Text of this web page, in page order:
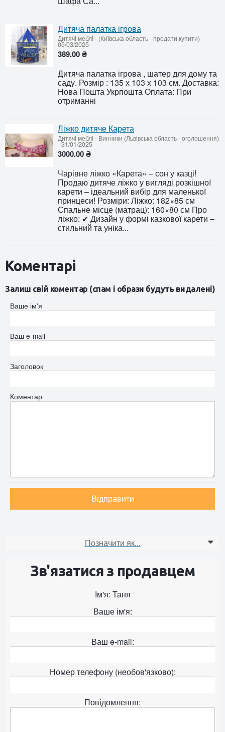
Дитяча палатка ігрова
Дитячi меблi - (Київська область - продати купити) -
05/03/2025
389.00 ₴
Дитяча палатка ігрова , шатер для дому та
саду. Розмір : 135 х 103 х 103 см. Доставка:
Нова Пошта Укрпошта Оплата: При
отриманні
Ліжко дитяче Карета
Дитячi меблi - Винники (Львівська область - оголошення)
-31/01/2025
3000.00 ₴
Чарівне ліжко «Карета» – сон у казці!
Продаю дитяче ліжко у вигляді розкішної
карети – ідеальний вибір для маленької
принцеси! Розміри: Ліжко: 182×85 см
Спальне місце (матрац): 160×80 см Про
ліжко: ✔ Дизайн у формі казкової карети –
стильний та уніка...
Коментарі
Залиш свій коментар (спам і образи будуть видалені)
Ваше ім'я
Ваш e-mail
Заголовок
Коментар
Відправити
Позначити як... 0
Зв'язатися з продавцем
Ім'я: Таня
Ваше ім'я:
Ваш e-mail:
Номер телефону (необов'язково):
Повідомлення: